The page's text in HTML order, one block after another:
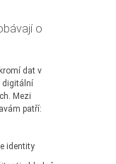
o
dat v
digitální
Mezi
patří:
identity